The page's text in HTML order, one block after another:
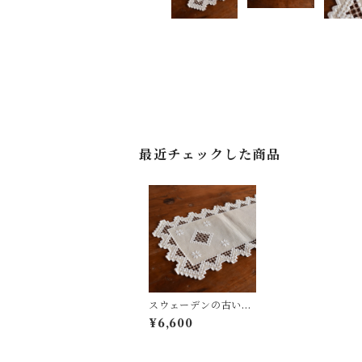
最近チェックした商品
スウェーデンの古いハ
ーダンガークロス (イ
エロー) ⑰
¥6,600